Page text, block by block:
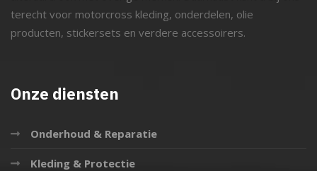
terecht voor motorcross kleding, onderdelen, olie
producten, stickersets en verdere accessoirers.
Onze diensten
Onderhoud & Reparatie
Kleding & Protectie